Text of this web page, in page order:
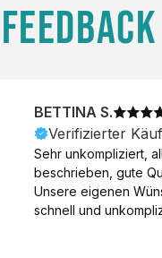
BETTINA S.
Verifizierter
Sehr unkompliziert,
beschrieben, gute
Unsere eigenen
schnell und